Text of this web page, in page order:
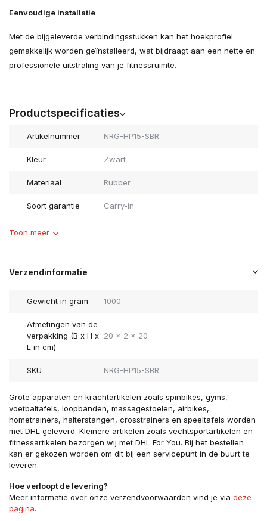
Eenvoudige installatie
Met de bijgeleverde verbindingsstukken kan het hoekprofiel
gemakkelijk worden geïnstalleerd, wat bijdraagt aan een nette en
professionele uitstraling van je fitnessruimte.
Productspecificaties
Artikelnummer NRG-HP15-SBR
Kleur Zwart
Materiaal Rubber
Soort garantie Carry-in
Toon meer
Verzendinformatie
Gewicht in gram 1000
Afmetingen van de
verpakking (B x H x
L in cm)
20 x 2 x 20
SKU NRG-HP15-SBR
Grote apparaten en krachtartikelen zoals spinbikes, gyms,
voetbaltafels, loopbanden, massagestoelen, airbikes,
hometrainers, halterstangen, crosstrainers en speeltafels worden
met DHL geleverd. Kleinere artikelen zoals vechtsportartikelen en
fitnessartikelen bezorgen wij met DHL For You. Bij het bestellen
kan er gekozen worden om dit bij een servicepunt in de buurt te
leveren.
Hoe verloopt de levering?
Meer informatie over onze verzendvoorwaarden vind je via deze
pagina.